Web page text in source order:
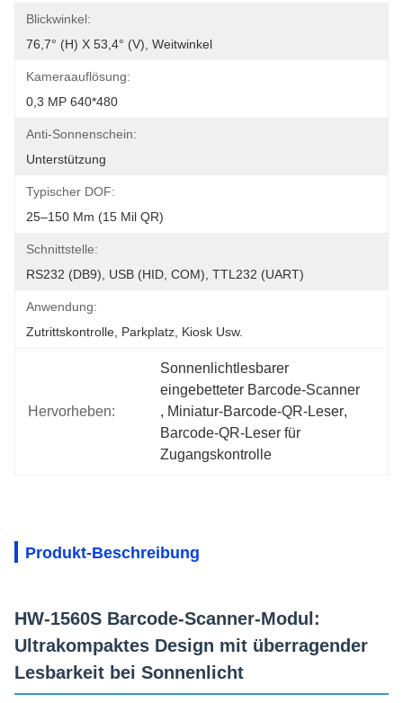
Blickwinkel:
76,7° (H) X 53,4° (V), Weitwinkel
Kameraauflösung:
0,3 MP 640*480
Anti-Sonnenschein:
Unterstützung
Typischer DOF:
25–150 Mm (15 Mil QR)
Schnittstelle:
RS232 (DB9), USB (HID, COM), TTL232 (UART)
Anwendung:
Zutrittskontrolle, Parkplatz, Kiosk Usw.
Hervorheben:
Sonnenlichtlesbarer
eingebetteter Barcode-Scanner
, Miniatur-Barcode-QR-Leser,
Barcode-QR-Leser für
Zugangskontrolle
Produkt-Beschreibung
HW-1560S Barcode-Scanner-Modul:
Ultrakompaktes Design mit überragender
Lesbarkeit bei Sonnenlicht